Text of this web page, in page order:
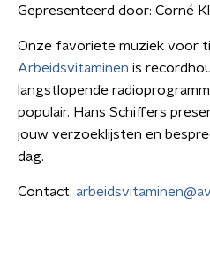
Gepresenteerd door: Corné
Onze favoriete muziek voor
Arbeidsvitaminen is
langstlopende
populair. Hans Schiffers
jouw verzoeklijsten en
dag.
Contact: